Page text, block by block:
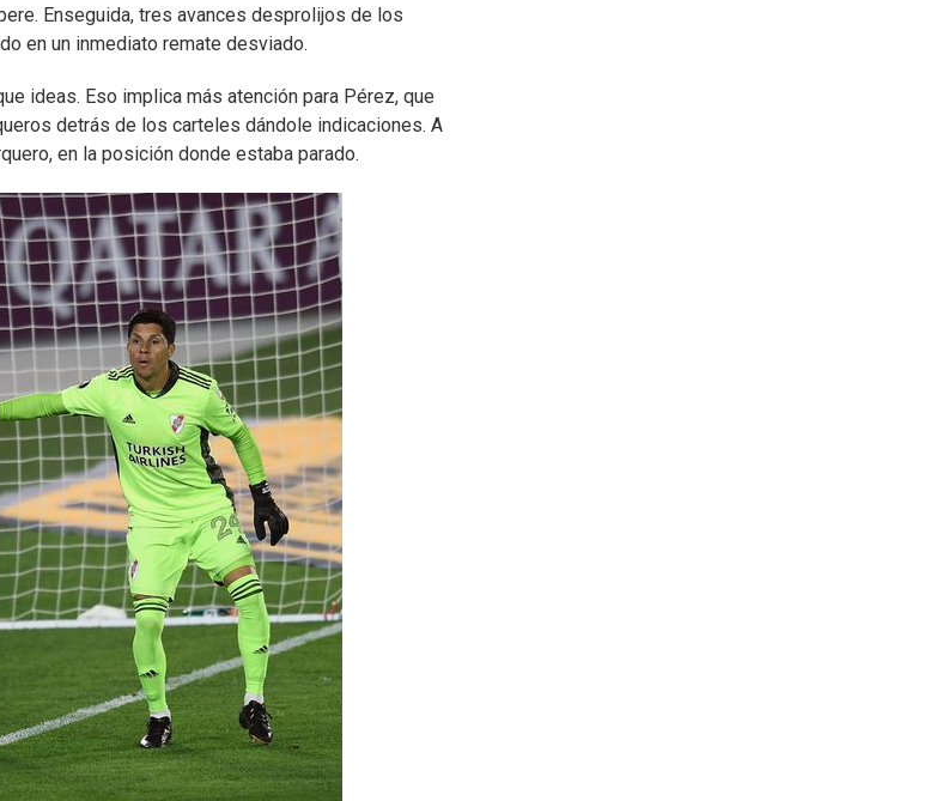
Enseguida, tres avances desprolijos de los
en un inmediato remate desviado.
ideas. Eso implica más atención para Pérez, que
detrás de los carteles dándole indicaciones. A
en la posición donde estaba parado.